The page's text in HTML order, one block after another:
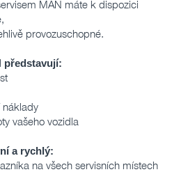
MAN máte k dispozici
provozuschopné.
představují:
náklady
vašeho vozidla
a rychlý:
na všech servisních místech